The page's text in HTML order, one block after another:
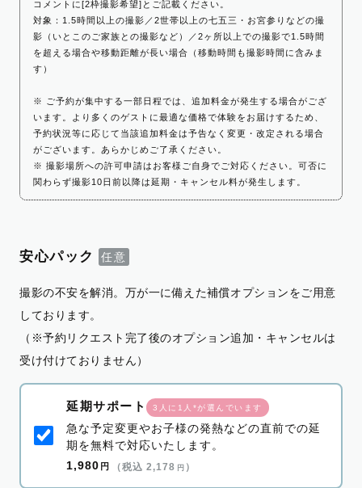
コメントに[2枠撮影希望]とご記載ください。
対象：1.5時間以上の撮影／2世帯以上の七五三・お宮参りなどの撮
影（いとこのご家族との撮影など）／2ヶ所以上での撮影で1.5時間
を超える場合や移動距離が長い場合（移動時間も撮影時間に含みま
す）
※ ご予約が集中する一部日程では、追加料金が発生する場合がござ
います。より多くのゲストに最適な価格で体験をお届けするため、
予約状況等に応じて当該追加料金は予告なく変更・改定される場合
がございます。あらかじめご了承ください。
※ 撮影場所への許可申請はお客様ご自身でご対応ください。可否に
関わらず撮影10日前以降は延期・キャンセル料が発生します。
安心パック
撮影の不安を解消。万が一に備えた補償オプションをご用意
しております。
（※予約リクエスト完了後のオプション追加・キャンセルは
受け付けておりません）
延期サポート 3人に1人*が選んでいます
急な予定変更やお子様の発熱などの直前での延
期を無料で対応いたします。
1,980 円 （税込 2,178 円 ）